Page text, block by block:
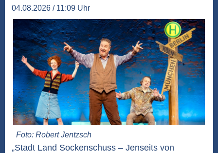
04.08.2026 / 11:09 Uhr
Foto: Robert Jentzsch
„Stadt Land Sockenschuss – Jenseits von